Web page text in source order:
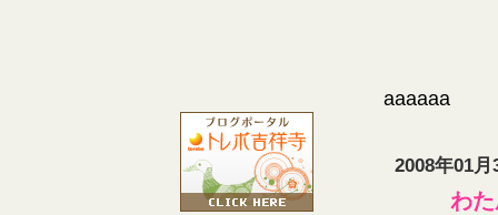
aaaaaa
2008年01月
わ